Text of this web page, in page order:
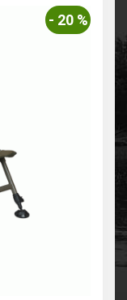
- 20 %